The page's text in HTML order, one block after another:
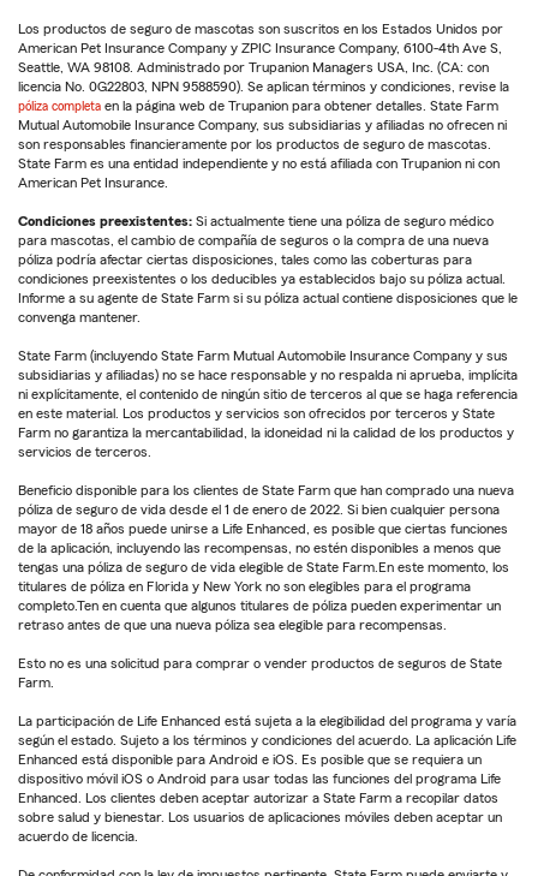
Los productos de seguro de mascotas son suscritos en los Estados Unidos por
American Pet Insurance Company y ZPIC Insurance Company, 6100-4th Ave S,
Seattle, WA 98108. Administrado por Trupanion Managers USA, Inc. (CA: con
licencia No. 0G22803, NPN 9588590). Se aplican términos y condiciones, revise la
póliza completa en la página web de Trupanion para obtener detalles. State Farm
Mutual Automobile Insurance Company, sus subsidiarias y afiliadas no ofrecen ni
son responsables financieramente por los productos de seguro de mascotas.
State Farm es una entidad independiente y no está afiliada con Trupanion ni con
American Pet Insurance.
Condiciones preexistentes: Si actualmente tiene una póliza de seguro médico
para mascotas, el cambio de compañía de seguros o la compra de una nueva
póliza podría afectar ciertas disposiciones, tales como las coberturas para
condiciones preexistentes o los deducibles ya establecidos bajo su póliza actual.
Informe a su agente de State Farm si su póliza actual contiene disposiciones que le
convenga mantener.
State Farm (incluyendo State Farm Mutual Automobile Insurance Company y sus
subsidiarias y afiliadas) no se hace responsable y no respalda ni aprueba, implícita
ni explícitamente, el contenido de ningún sitio de terceros al que se haga referencia
en este material. Los productos y servicios son ofrecidos por terceros y State
Farm no garantiza la mercantabilidad, la idoneidad ni la calidad de los productos y
servicios de terceros.
Beneficio disponible para los clientes de State Farm que han comprado una nueva
póliza de seguro de vida desde el 1 de enero de 2022. Si bien cualquier persona
mayor de 18 años puede unirse a Life Enhanced, es posible que ciertas funciones
de la aplicación, incluyendo las recompensas, no estén disponibles a menos que
tengas una póliza de seguro de vida elegible de State Farm.En este momento, los
titulares de póliza en Florida y New York no son elegibles para el programa
completo.Ten en cuenta que algunos titulares de póliza pueden experimentar un
retraso antes de que una nueva póliza sea elegible para recompensas.
Esto no es una solicitud para comprar o vender productos de seguros de State
Farm.
La participación de Life Enhanced está sujeta a la elegibilidad del programa y varía
según el estado. Sujeto a los términos y condiciones del acuerdo. La aplicación Life
Enhanced está disponible para Android e iOS. Es posible que se requiera un
dispositivo móvil iOS o Android para usar todas las funciones del programa Life
Enhanced. Los clientes deben aceptar autorizar a State Farm a recopilar datos
sobre salud y bienestar. Los usuarios de aplicaciones móviles deben aceptar un
acuerdo de licencia.